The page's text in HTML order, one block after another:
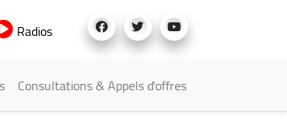
Radios
Consultations & Appels d'offres